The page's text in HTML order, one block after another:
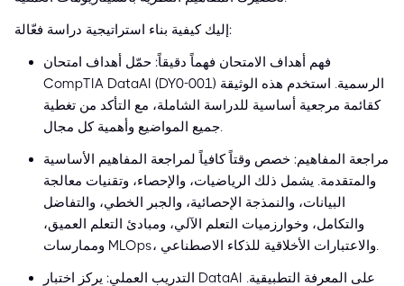
إليك كيفية بناء استراتيجية دراسة فعّالة:
فهم أهداف الامتحان فهماً دقيقاً: حمّل أهداف امتحان
CompTIA DataAI (DY0-001) الرسمية. استخدم هذه الوثيقة
كقائمة مرجعية أساسية للدراسة الشاملة، مع التأكد من تغطية
جميع المواضيع وأهمية كل مجال.
مراجعة المفاهيم: خصص وقتاً كافياً لمراجعة المفاهيم الأساسية
والمتقدمة. يشمل ذلك الرياضيات، والإحصاء، وتقنيات معالجة
البيانات، والنمذجة الإحصائية، والجبر الخطي، والتفاضل
والتكامل، وخوارزميات التعلم الآلي، ومبادئ التعلم العميق،
وممارسات MLOps، والاعتبارات الأخلاقية للذكاء الاصطناعي.
التدريب العملي: يركز اختبار DataAI على المعرفة التطبيقية.